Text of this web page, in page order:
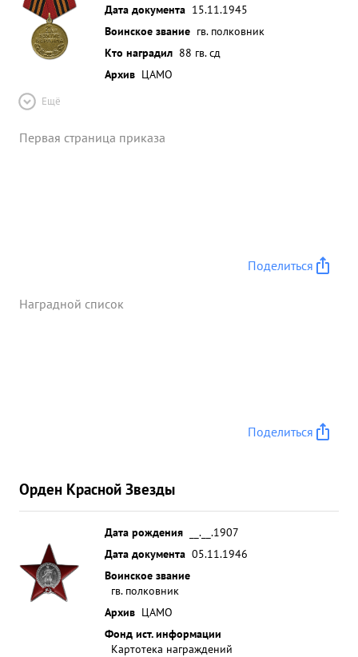
Дата документа 15.11.1945
Воинское звание гв. полковник
Кто наградил 88 гв. сд
Архив ЦАМО
Ещё
Первая страница приказа
Поделиться
Наградной список
Поделиться
Орден Красной Звезды
Дата рождения
__.__.1907
Дата документа 05.11.1946
Воинское звание
гв. полковник
Архив ЦАМО
Фонд ист. информации
Картотека награждений